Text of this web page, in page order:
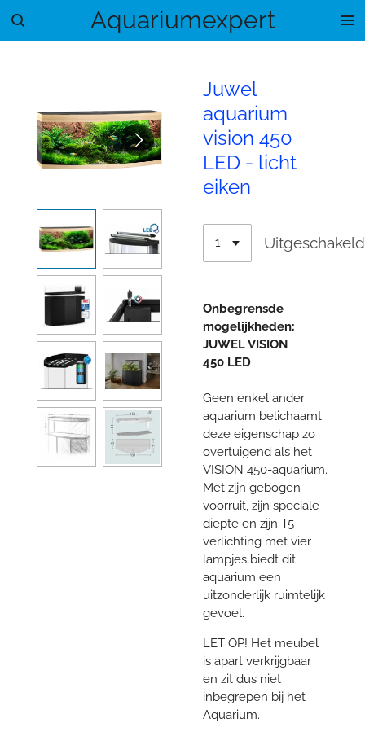
Ga
Aquariumexpert
Juwel
aquarium
vision 450
LED - licht
eiken
Uitgeschakeld
Onbegrensde
mogelijkheden:
JUWEL VISION
450 LED
Geen enkel ander
aquarium belichaamt
deze eigenschap zo
overtuigend als het
VISION 450-aquarium.
Met zijn gebogen
voorruit, zijn speciale
diepte en zijn T5-
verlichting met vier
lampjes biedt dit
aquarium een
uitzonderlijk ruimtelijk
gevoel.
LET OP! Het meubel
is apart verkrijgbaar
en zit dus niet
inbegrepen bij het
Aquarium.